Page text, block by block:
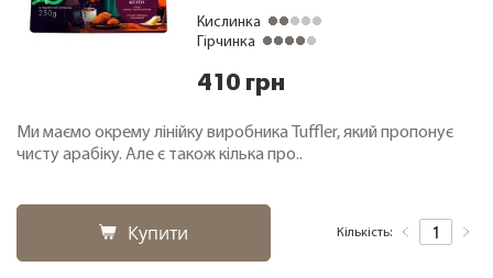
Кислинка
Гірчинка
410 грн
Ми маємо окрему лінійку виробника Tuffler, який пропонує
чисту арабіку. Але є також кілька про..
Купити Кількість: